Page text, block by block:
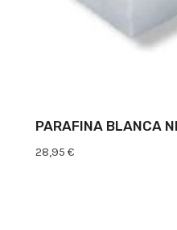
PARAFINA BLANCA
28,95 €